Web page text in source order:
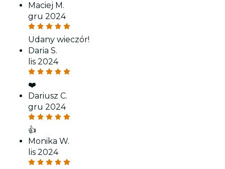
Maciej M.
gru 2024
Udany wieczór!
Daria S.
lis 2024
❤️
Dariusz C.
gru 2024
👍
Monika W.
lis 2024